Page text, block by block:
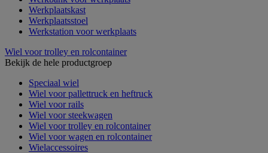
Werkplaatskast
Werkplaatsstoel
Werkstation voor werkplaats
Wiel voor trolley en rolcontainer
Bekijk de hele productgroep
Speciaal wiel
Wiel voor pallettruck en heftruck
Wiel voor rails
Wiel voor steekwagen
Wiel voor trolley en rolcontainer
Wiel voor wagen en rolcontainer
Wielaccessoires